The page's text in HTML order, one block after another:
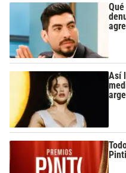
Así